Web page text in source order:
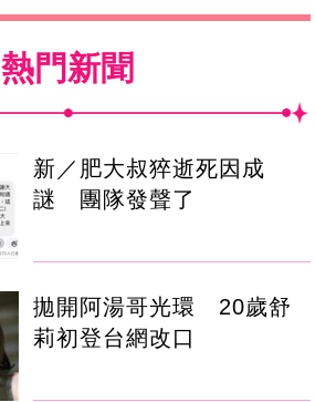
熱門新聞
新／肥大叔猝逝死因成
謎 團隊發聲了
拋開阿湯哥光環 20歲舒
莉初登台網改口